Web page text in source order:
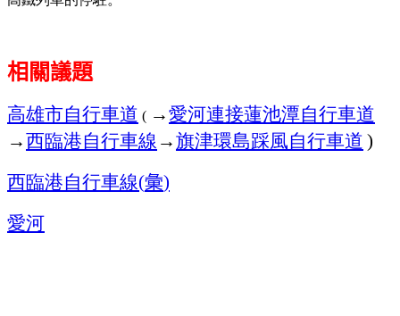
相關議題
高雄市自行車道 ( →愛河連接蓮池潭自行車道
→西臨港自行車線→旗津環島踩風自行車道 )
西臨港自行車線(彙)
愛河